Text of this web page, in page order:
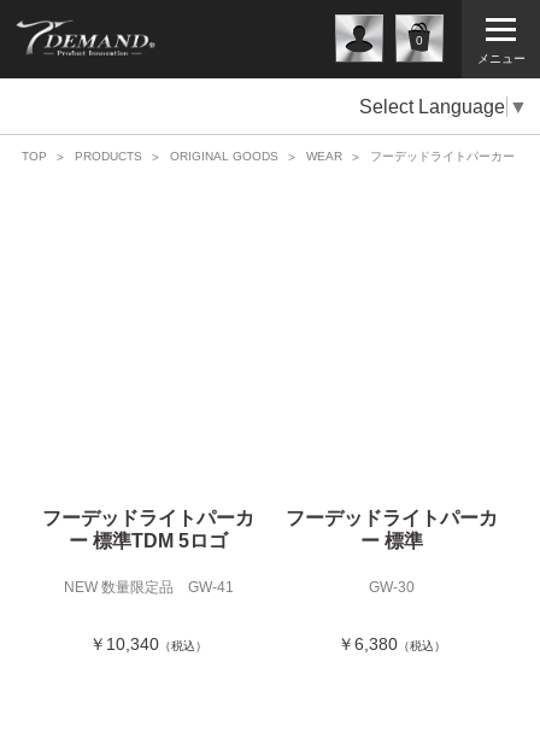
メニュー
0
Select Language ▼
TOP PRODUCTS ORIGINAL GOODS WEAR フーデッドライトパーカー
フーデッドライトパーカ
ー 標準TDM 5ロゴ
NEW 数量限定品 GW-41
￥10,340 （税込）
フーデッドライトパーカ
ー 標準
GW-30
￥6,380（税込）